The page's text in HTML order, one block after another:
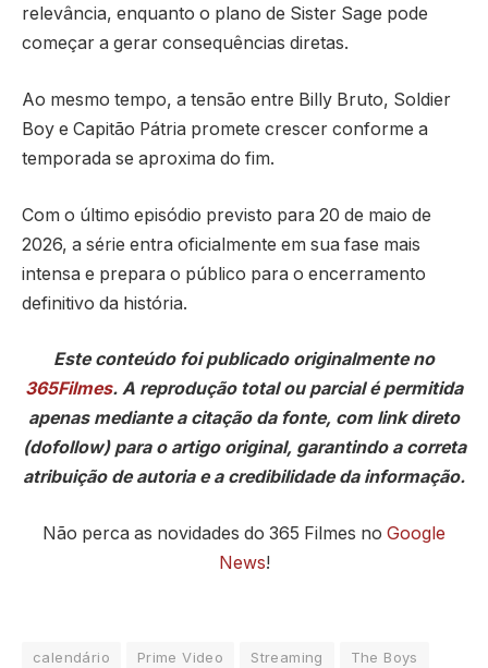
relevância, enquanto o plano de Sister Sage pode
começar a gerar consequências diretas.
Ao mesmo tempo, a tensão entre Billy Bruto, Soldier
Boy e Capitão Pátria promete crescer conforme a
temporada se aproxima do fim.
Com o último episódio previsto para 20 de maio de
2026, a série entra oficialmente em sua fase mais
intensa e prepara o público para o encerramento
definitivo da história.
Este conteúdo foi publicado originalmente no
365Filmes. A reprodução total ou parcial é permitida
apenas mediante a citação da fonte, com link direto
(dofollow) para o artigo original, garantindo a correta
atribuição de autoria e a credibilidade da informação.
Não perca as novidades do 365 Filmes no Google
News!
calendário Prime Video Streaming The Boys